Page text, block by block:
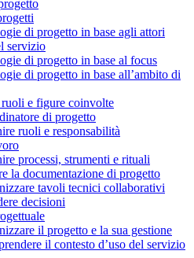
di progetto in base agli attori
servizio
di progetto in base al focus
di progetto in base all’ambito di
e figure coinvolte
di progetto
ruoli e responsabilità
processi, strumenti e rituali
la documentazione di progetto
tavoli tecnici collaborativi
decisioni
il progetto e la sua gestione
il contesto d’uso del servizio